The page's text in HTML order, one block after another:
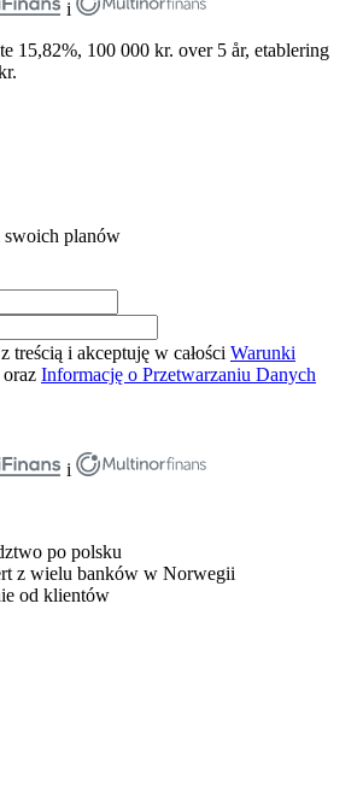
i
15,82%, 100 000 kr. over 5 år, etablering
swoich planów
treścią i akceptuję w całości Warunki
oraz Informację o Przetwarzaniu Danych
i
po polsku
z wielu banków w Norwegii
od klientów